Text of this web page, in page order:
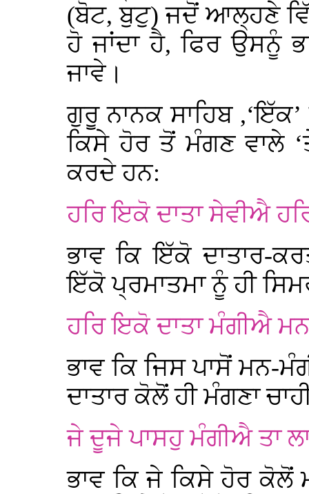
(ਬੋਟ, ਬੁਟੁ) ਜਦੋਂ ਆਲ੍ਹਣੇ
ਹੋ ਜਾਂਦਾ ਹੈ, ਫਿਰ ਉਸਨੂੰ
ਜਾਵੇ।
ਗੁਰੂ ਨਾਨਕ ਸਾਹਿਬ
ਕਿਸੇ ਹੋਰ ਤੋਂ ਮੰਗਣ ਵਾਲੇ
ਕਰਦੇ ਹਨ:
ਹਰਿ ਇਕੋ ਦਾਤਾ ਸੇਵੀਐ
ਭਾਵ ਕਿ ਇੱਕੋ ਦਾਤਾਰ-
ਇੱਕੋ ਪ੍ਰਮਾਤਮਾ ਨੂੰ ਹੀ
ਹਰਿ ਇਕੋ ਦਾਤਾ ਮੰਗੀਐ
ਭਾਵ ਕਿ ਜਿਸ ਪਾਸੋਂ ਮਨ-
ਦਾਤਾਰ ਕੋਲੋਂ ਹੀ ਮੰਗਣਾ
ਜੇ ਦੂਜੇ ਪਾਸਹੁ ਮੰਗੀਐ ਤਾ
ਭਾਵ ਕਿ ਜੇ ਕਿਸੇ ਹੋਰ ਕੋਲੋਂ